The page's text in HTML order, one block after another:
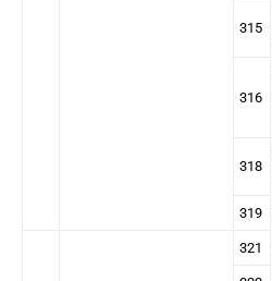
315
316
318
319
321